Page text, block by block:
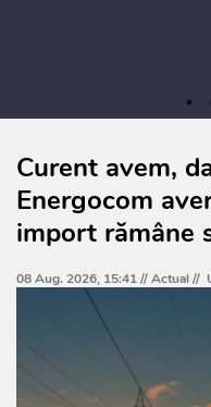
Curent avem,
Energocom
import rămâne
08 Aug. 2026, 15:41 //Actual//